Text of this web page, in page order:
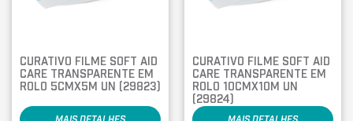
CURATIVO FILME SOFT AID
CARE TRANSPARENTE EM
ROLO 5CMX5M UN (29823)
CURATIVO FILME SOFT AID
CARE TRANSPARENTE EM
ROLO 10CMX10M UN
(29824)